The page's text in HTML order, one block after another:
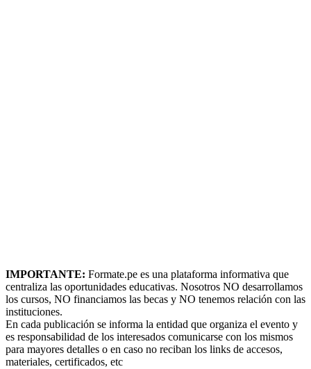
IMPORTANTE: Formate.pe es una plataforma informativa que
centraliza las oportunidades educativas. Nosotros NO desarrollamos
los cursos, NO financiamos las becas y NO tenemos relación con las
instituciones.
En cada publicación se informa la entidad que organiza el evento y
es responsabilidad de los interesados comunicarse con los mismos
para mayores detalles o en caso no reciban los links de accesos,
materiales, certificados, etc